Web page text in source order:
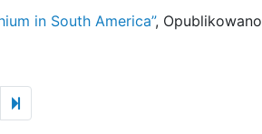
in South America”, Opublikowano
page
61